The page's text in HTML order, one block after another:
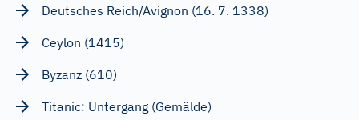
Deutsches Reich/Avignon (16. 7. 1338)
Ceylon (1415)
Byzanz (610)
Titanic: Untergang (Gemälde)